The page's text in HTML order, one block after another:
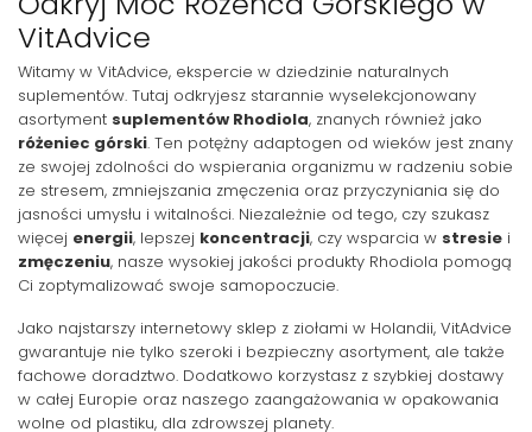
VitAdvice
Witamy w VitAdvice, ekspercie w dziedzinie naturalnych
suplementów. Tutaj odkryjesz starannie wyselekcjonowany
asortyment suplementów Rhodiola, znanych również jako
różeniec górski. Ten potężny adaptogen od wieków jest znany
ze swojej zdolności do wspierania organizmu w radzeniu sobie
ze stresem, zmniejszania zmęczenia oraz przyczyniania się do
jasności umysłu i witalności. Niezależnie od tego, czy szukasz
więcej energii, lepszej koncentracji, czy wsparcia w stresie i
zmęczeniu, nasze wysokiej jakości produkty Rhodiola pomogą
Ci zoptymalizować swoje samopoczucie.
Jako najstarszy internetowy sklep z ziołami w Holandii, VitAdvice
gwarantuje nie tylko szeroki i bezpieczny asortyment, ale także
fachowe doradztwo. Dodatkowo korzystasz z szybkiej dostawy
w całej Europie oraz naszego zaangażowania w opakowania
wolne od plastiku, dla zdrowszej planety.